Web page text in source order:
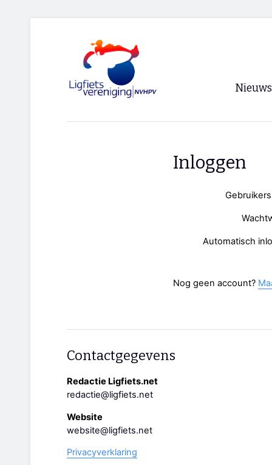
Nieuws
Inloggen
Automatisch
Nog geen account?
Contactgegevens
Redactie Ligfiets.net
redactie@ligfiets.net
Website
website@ligfiets.net
Privacyverklaring